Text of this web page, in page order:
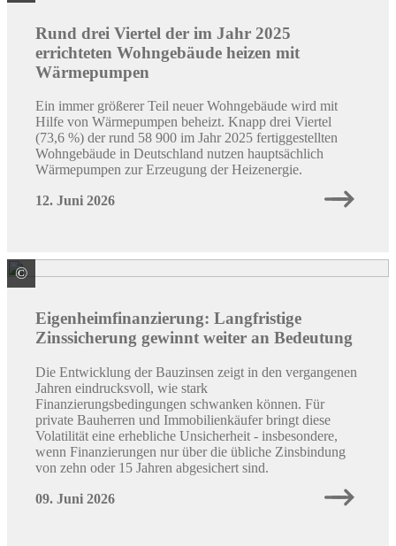
Rund drei Viertel der im Jahr 2025
errichteten Wohngebäude heizen mit
Wärmepumpen
Ein immer größerer Teil neuer Wohngebäude wird mit
Hilfe von Wärmepumpen beheizt. Knapp drei Viertel
(73,6 %) der rund 58 900 im Jahr 2025 fertiggestellten
Wohngebäude in Deutschland nutzen hauptsächlich
Wärmepumpen zur Erzeugung der Heizenergie.
12. Juni 2026
© Quelle: LBS
Eigenheimfinanzierung: Langfristige
Zinssicherung gewinnt weiter an Bedeutung
Die Entwicklung der Bauzinsen zeigt in den vergangenen
Jahren eindrucksvoll, wie stark
Finanzierungsbedingungen schwanken können. Für
private Bauherren und Immobilienkäufer bringt diese
Volatilität eine erhebliche Unsicherheit - insbesondere,
wenn Finanzierungen nur über die übliche Zinsbindung
von zehn oder 15 Jahren abgesichert sind.
09. Juni 2026